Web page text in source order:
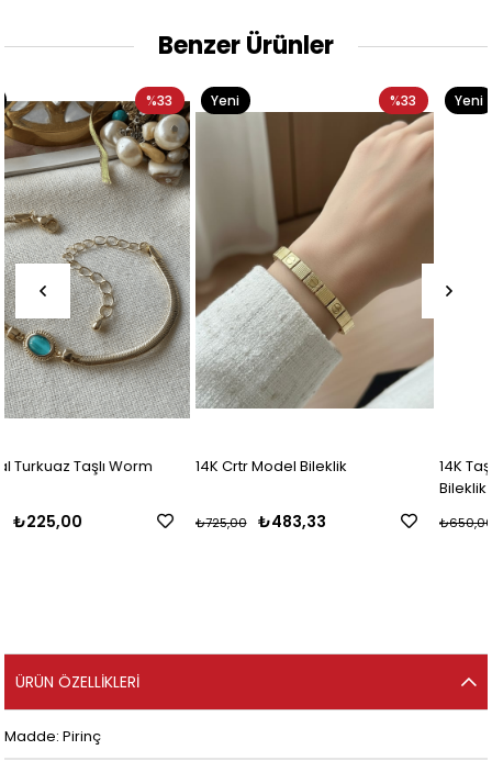
Benzer Ürünler
14K Crtr Model Bileklik
₺725,00
%33
Yeni
Ürün
14K Taşlı Silindir Detaylı Plaka
₺433,33
₺650,00
%33
ÜRÜN ÖZELLIKLERI
Madde: Pirinç